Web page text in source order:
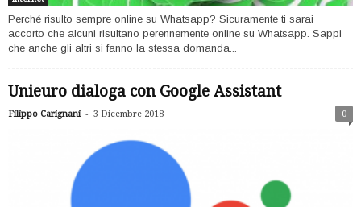
Perché risulto sempre online su Whatsapp? Sicuramente ti sarai
accorto che alcuni risultano perennemente online su Whatsapp. Sappi
che anche gli altri si fanno la stessa domanda...
Unieuro dialoga con Google Assistant
Filippo Carignani - 3 Dicembre 2018 0